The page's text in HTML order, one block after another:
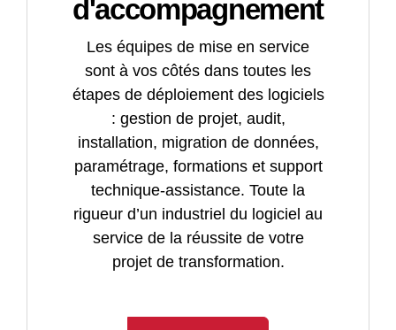
d'accompagnement
Les équipes de mise en service
sont à vos côtés dans toutes les
étapes de déploiement des logiciels
: gestion de projet, audit,
installation, migration de données,
paramétrage, formations et support
technique-assistance. Toute la
rigueur d’un industriel du logiciel au
service de la réussite de votre
projet de transformation.